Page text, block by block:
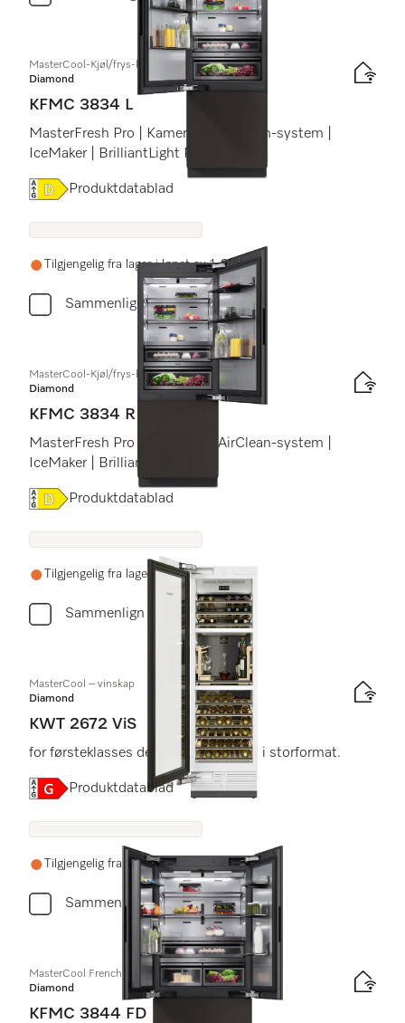
MasterCool-Kjøl/frys-kombinasjoner
Diamond
KFMC 3834 L
MasterFresh Pro | Kameraer | AirClean-system |
IceMaker | BrilliantLight Pro
Online Label Flag, Energietikett
Produktdatablad
Tilgjengelig fra lager i løpet av 1-2 uker
Sammenlign
MasterCool-Kjøl/frys-kombinasjoner
Diamond
KFMC 3834 R
MasterFresh Pro | Kameraer | AirClean-system |
IceMaker | BrilliantLight Pro
Online Label Flag, Energietikett
Produktdatablad
Tilgjengelig fra lager i løpet av 1-2 uker
Sammenlign
MasterCool – vinskap
Diamond
KWT 2672 ViS
for førsteklasses design og teknologi i storformat.
Online Label Flag, Energietikett
Produktdatablad
Tilgjengelig fra lager i løpet av 1-2 uker
Sammenlign
MasterCool FrenchDoor
Diamond
KFMC 3844 FD